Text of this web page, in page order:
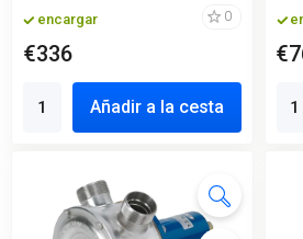
encargar 0
€336
Añadir a la cesta